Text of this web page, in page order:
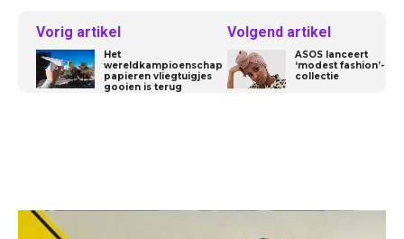
Vorig artikel
Het
wereldkampioenschap
papieren vliegtuigjes
gooien is terug
Volgend artikel
ASOS lanceert
‘modest fashion’-
collectie